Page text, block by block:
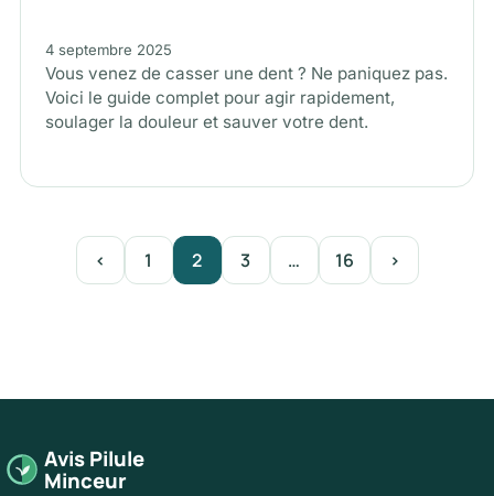
4 septembre 2025
Vous venez de casser une dent ? Ne paniquez pas.
Voici le guide complet pour agir rapidement,
soulager la douleur et sauver votre dent.
‹ 1 2 3 … 16 ›
Avis Pilule
Minceur